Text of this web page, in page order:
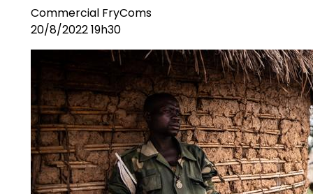
Commercial FryComs
20/8/2022 19h30